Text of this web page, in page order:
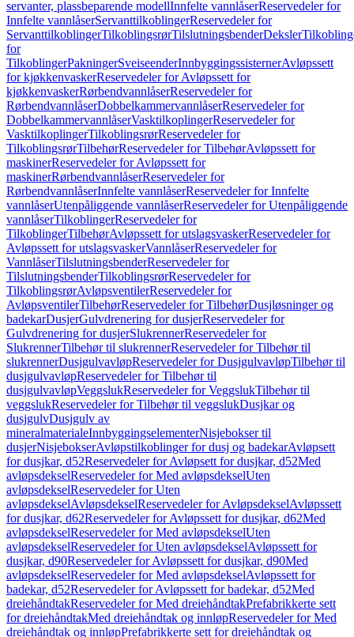
servanter, plassbeparende modellInnfelte vannlåserReservedeler for
Innfelte vannlåserServanttilkoblingerReservedeler for
ServanttilkoblingerTilkoblingsrørTilslutningsbenderDeksler
for
TilkoblingerPakningerSveiseenderInnbyggingssisternerAvløpssett
for kjøkkenvaskerReservedeler for Avløpssett for
kjøkkenvaskerRørbendvannlåserReservedeler for
RørbendvannlåserDobbelkammervannlåserReservedeler for
DobbelkammervannlåserVasktilkoplingerReservedeler for
VasktilkoplingerTilkoblingsrørReservedeler for
TilkoblingsrørTilbehørReservedeler for TilbehørAvløpssett for
maskinerReservedeler for Avløpssett for
maskinerRørbendvannlåserReservedeler for
RørbendvannlåserInnfelte vannlåserReservedeler for Innfelte
vannlåserUtenpåliggende vannlåserReservedeler for Utenpåliggende
vannlåserTilkoblingerReservedeler for
TilkoblingerTilbehørAvløpssett for utslagsvaskerReservedeler for
Avløpssett for utslagsvaskerVannlåserReservedeler for
VannlåserTilslutningsbenderReservedeler for
TilslutningsbenderTilkoblingsrørReservedeler for
TilkoblingsrørAvløpsventilerReservedeler for
AvløpsventilerTilbehørReservedeler for TilbehørDusjløsninger og
badekarDusjerGulvdrenering for dusjerReservedeler for
Gulvdrenering for dusjerSlukrennerReservedeler for
SlukrennerTilbehør til slukrennerReservedeler for Tilbehør til
slukrennerDusjgulvavløpReservedeler for DusjgulvavløpTilbehør til
dusjgulvavløpReservedeler for Tilbehør til
dusjgulvavløpVeggslukReservedeler for VeggslukTilbehør til
veggslukReservedeler for Tilbehør til veggslukDusjkar og
dusjgulvDusjgulv av
mineralmaterialeInnbyggingselementerNisjebokser til
dusjerNisjebokserAvløpstilkoblinger for dusj og badekarAvløpsett
for dusjkar, d52Reservedeler for Avløpsett for dusjkar, d52Med
avløpsdekselReservedeler for Med avløpsdekselUten
avløpsdekselReservedeler for Uten
avløpsdekselAvløpsdekselReservedeler for AvløpsdekselAvløpssett
for dusjkar, d62Reservedeler for Avløpssett for dusjkar, d62Med
avløpsdekselReservedeler for Med avløpsdekselUten
avløpsdekselReservedeler for Uten avløpsdekselAvløpssett for
dusjkar, d90Reservedeler for Avløpssett for dusjkar, d90Med
avløpsdekselReservedeler for Med avløpsdekselAvløpssett for
badekar, d52Reservedeler for Avløpssett for badekar, d52Med
dreiehåndtakReservedeler for Med dreiehåndtakPrefabrikkerte sett
for dreiehåndtakMed dreiehåndtak og innløpReservedeler for Med
dreiehåndtak og innløpPrefabrikkerte sett for dreiehåndtak og